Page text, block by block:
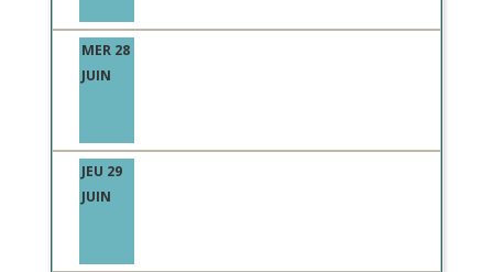
MER 28
JUIN
JEU 29
JUIN